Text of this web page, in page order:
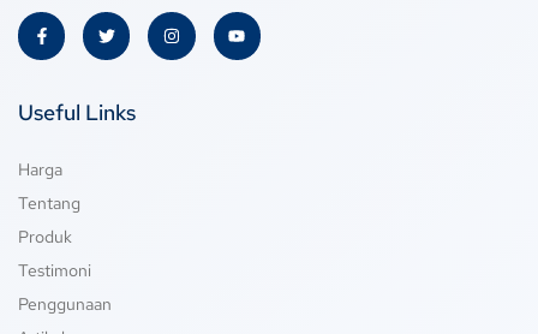
Useful Links
Harga
Tentang
Produk
Testimoni
Penggunaan